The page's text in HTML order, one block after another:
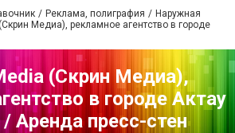
Реклама, полиграфия
Наружная
Медиа), рекламное агентство в городе
(Скрин Медиа),
в городе Актау
/ Аренда пресс-стен